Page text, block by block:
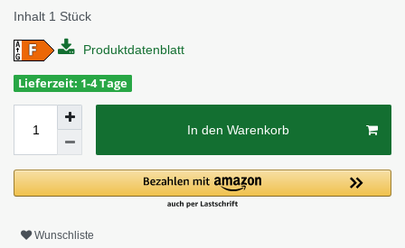
Inhalt 1 Stück
Produktdatenblatt
Lieferzeit: 1-4 Tage
In den Warenkorb
Wunschliste